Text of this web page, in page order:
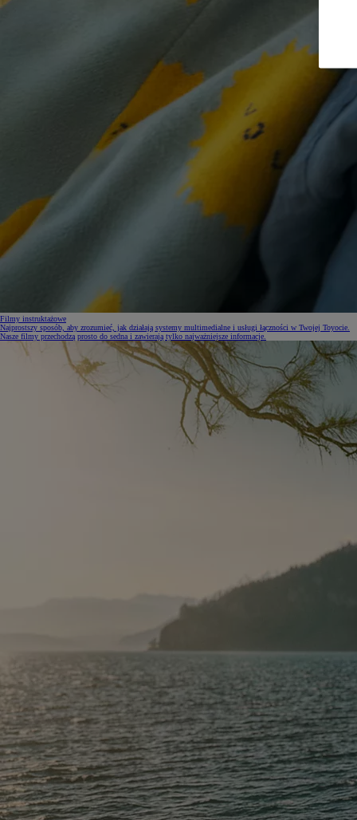
Filmy instruktażowe
Najprostszy sposób, aby zrozumieć, jak działają systemy multimedialne i usługi łączności w Twojej Toyocie.
Nasze filmy przechodzą prosto do sedna i zawierają tylko najważniejsze informacje.